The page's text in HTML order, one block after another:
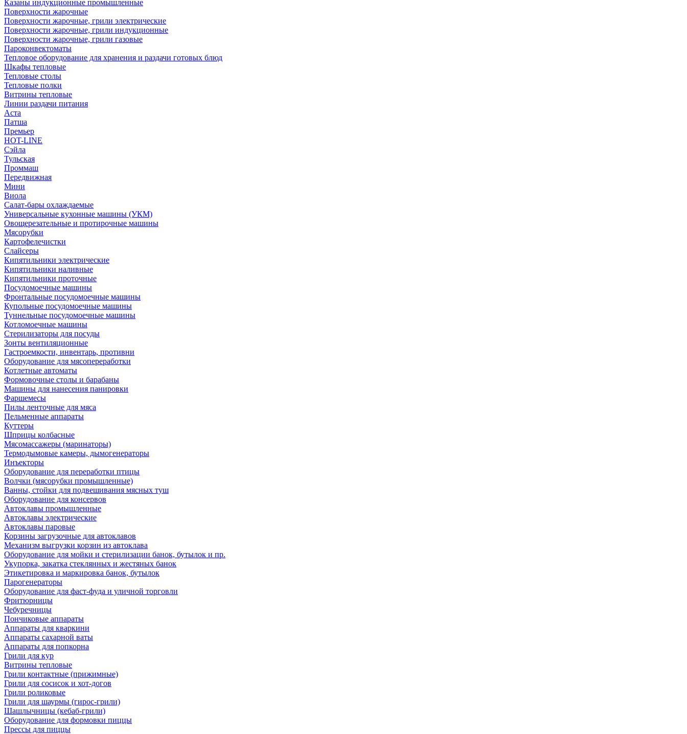
Казаны индукционные промышленные
Поверхности жарочные
Поверхности жарочные, грили электрические
Поверхности жарочные, грили индукционные
Поверхности жарочные, грили газовые
Пароконвектоматы
Тепловое оборудование для хранения и раздачи готовых блюд
Шкафы тепловые
Тепловые столы
Тепловые полки
Витрины тепловые
Линии раздачи питания
Аста
Патша
Премьер
HOT-LINE
Сэйла
Тульская
Проммаш
Передвижная
Мини
Виола
Салат-бары охлаждаемые
Универсальные кухонные машины (УКМ)
Овощерезательные и протирочные машины
Мясорубки
Картофелечистки
Слайсеры
Кипятильники электрические
Кипятильники наливные
Кипятильники проточные
Посудомоечные машины
Фронтальные посудомоечные машины
Купольные посудомоечные машины
Туннельные посудомоечные машины
Котломоечные машины
Стерилизаторы для посуды
Зонты вентиляционные
Гастроемкости, инвентарь, противни
Оборудование для мясопереработки
Котлетные автоматы
Формовочные столы и барабаны
Машины для нанесения панировки
Фаршемесы
Пилы ленточные для мяса
Пельменные аппараты
Куттеры
Шприцы колбасные
Мясомассажеры (маринаторы)
Термодымовые камеры, дымогенераторы
Инъекторы
Оборудование для переработки птицы
Волчки (мясорубки промышленные)
Ванны, стойки для подвешивания мясных туш
Оборудование для консервов
Автоклавы промышленные
Автоклавы электрические
Автоклавы паровые
Корзины загрузочные для автоклавов
Механизм выгрузки корзин из автоклава
Оборудование для мойки и стерилизации банок, бутылок и пр.
Укупорка, закатка стеклянных и жестяных банок
Этикетировка и маркировка банок, бутылок
Парогенераторы
Оборудование для фаст-фуда и уличной торговли
Фритюрницы
Чебуречницы
Пончиковые аппараты
Аппараты для кваркини
Аппараты сахарной ваты
Аппараты для попкорна
Грили для кур
Витрины тепловые
Грили контактные (прижимные)
Грили для сосисок и хот-догов
Грили роликовые
Грили для шаурмы (гирос-грили)
Шашлычницы (кебаб-грили)
Оборудование для формовки пиццы
Прессы для пиццы